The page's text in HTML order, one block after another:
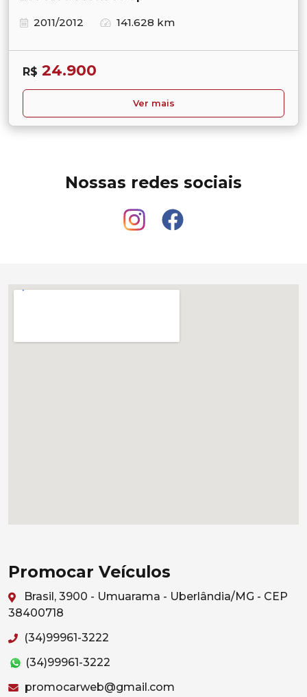
2011/2012
141.628 km
R$ 24.900
Ver mais
Nossas redes sociais
Promocar Veículos
Brasil, 3900 - Umuarama - Uberlândia/MG - CEP
38400718
(34)99961-3222
(34)99961-3222
promocarweb@gmail.com